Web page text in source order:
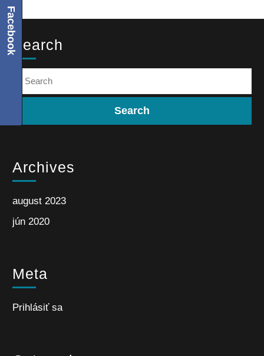
Search
Archives
august 2023
jún 2020
Meta
Prihlásiť sa
Facebook